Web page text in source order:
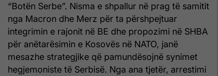
“Botën Serbe”. Nisma e shpallur në prag të samitit
nga Macron dhe Merz për ta përshpejtuar
integrimin e rajonit në BE dhe propozimi në SHBA
për anëtarësimin e Kosovës në NATO, janë
mesazhe strategjike që pamundësojnë synimet
hegjemoniste të Serbisë. Nga ana tjetër, arrestimi